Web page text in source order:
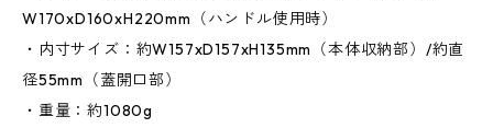
W170xD160xH220mm（ハンドル使用時）
・内寸サイズ：約W157xD157xH135mm（本体収納部）/約直
径55mm（蓋開口部）
・重量：約1080g